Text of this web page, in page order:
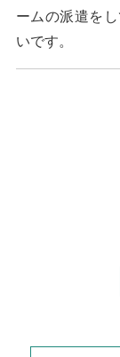
ームの派遣を
いです。